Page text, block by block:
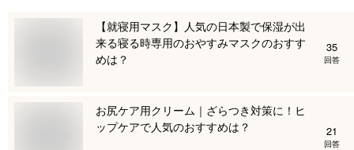
【就寝用マスク】人気の日本製で保湿が出
来る寝る時専用のおやすみマスクのおすす
めは？
35
回答
お尻ケア用クリーム｜ざらつき対策に！ヒ
ップケアで人気のおすすめは？
21
回答